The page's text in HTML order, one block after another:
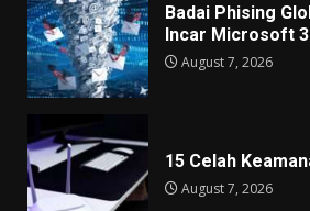
Badai Phising
Incar Microsoft
August 7, 2026
15 Celah
August 7, 2026